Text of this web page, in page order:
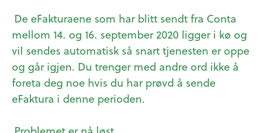
De eFakturaene som har blitt sendt fra Conta
mellom 14. og 16. september 2020 ligger i kø og
vil sendes automatisk så snart tjenesten er oppe
og går igjen. Du trenger med andre ord ikke å
foreta deg noe hvis du har prøvd å sende
eFaktura i denne perioden.